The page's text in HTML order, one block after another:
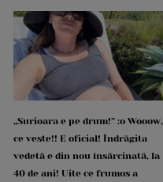
„Surioara e pe drum!” :o Wooow,
ce veste!! E oficial! Îndrăgita
vedetă e din nou însărcinată, la
40 de ani! Uite ce frumos a